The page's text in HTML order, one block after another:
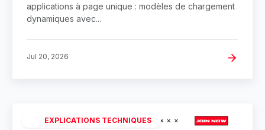
applications à page unique : modèles de chargement
dynamiques avec...
Jul 20, 2026
EXPLICATIONS TECHNIQUES